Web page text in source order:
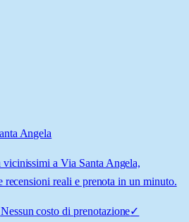
Angela
a Via Santa Angela,
reali e prenota in un minuto.
Nessun costo di prenotazione✓